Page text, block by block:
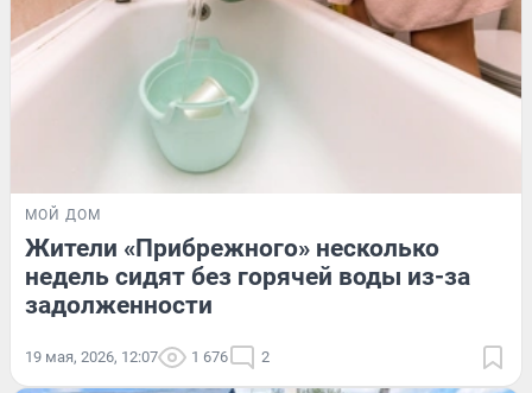
МОЙ ДОМ
Жители «Прибрежного» несколько
недель сидят без горячей воды из-за
задолженности
19 мая, 2026, 12:07 1 676 2